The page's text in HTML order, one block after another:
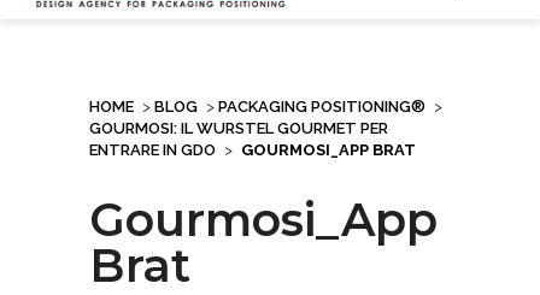
HOME > BLOG > PACKAGING POSITIONING® >
GOURMOSI: IL WURSTEL GOURMET PER
ENTRARE IN GDO > GOURMOSI_APP BRAT
Gourmosi_App
Brat